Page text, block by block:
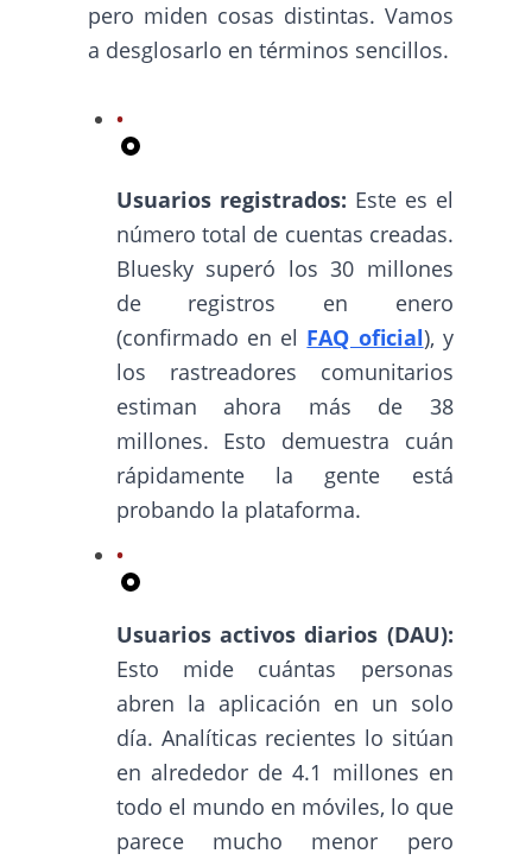
pero miden cosas distintas. Vamos
a desglosarlo en términos sencillos.
Usuarios registrados: Este es el
número total de cuentas creadas.
Bluesky superó los 30 millones
de registros en enero
(confirmado en el FAQ oficial), y
los rastreadores comunitarios
estiman ahora más de 38
millones. Esto demuestra cuán
rápidamente la gente está
probando la plataforma.
Usuarios activos diarios (DAU):
Esto mide cuántas personas
abren la aplicación en un solo
día. Analíticas recientes lo sitúan
en alrededor de 4.1 millones en
todo el mundo en móviles, lo que
parece mucho menor pero